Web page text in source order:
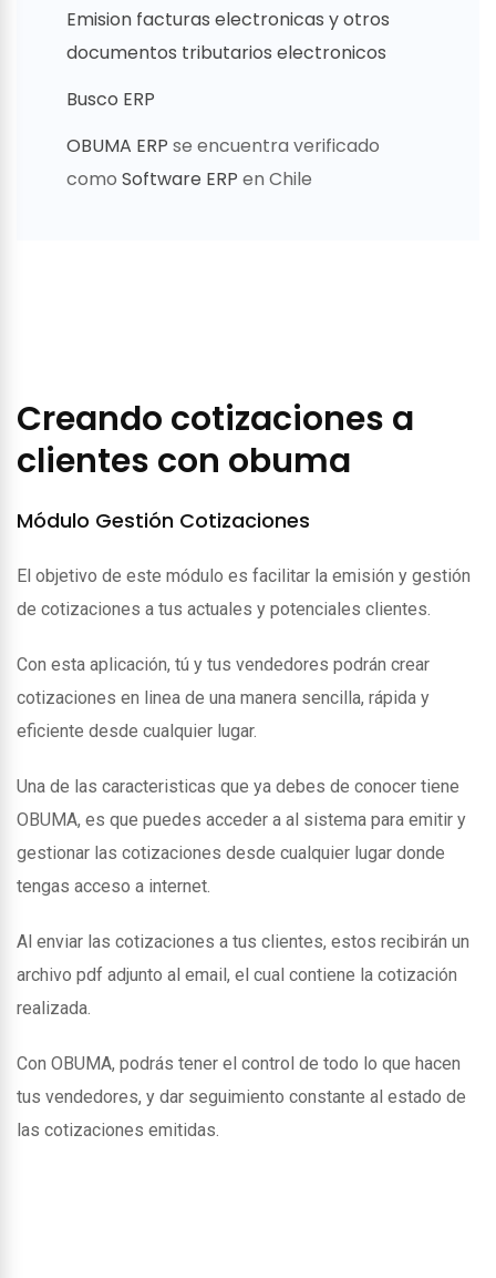
Emision facturas electronicas y otros
documentos tributarios electronicos
Busco ERP
OBUMA ERP se encuentra verificado
como Software ERP en Chile
Creando cotizaciones a
clientes con obuma
Módulo Gestión Cotizaciones
El objetivo de este módulo es facilitar la emisión y gestión
de cotizaciones a tus actuales y potenciales clientes.
Con esta aplicación, tú y tus vendedores podrán crear
cotizaciones en linea de una manera sencilla, rápida y
eficiente desde cualquier lugar.
Una de las caracteristicas que ya debes de conocer tiene
OBUMA, es que puedes acceder a al sistema para emitir y
gestionar las cotizaciones desde cualquier lugar donde
tengas acceso a internet.
Al enviar las cotizaciones a tus clientes, estos recibirán un
archivo pdf adjunto al email, el cual contiene la cotización
realizada.
Con OBUMA, podrás tener el control de todo lo que hacen
tus vendedores, y dar seguimiento constante al estado de
las cotizaciones emitidas.